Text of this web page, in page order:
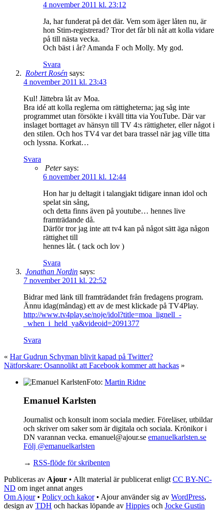
4 november 2011 kl. 23:12
Ja, har funderat på det där. Vem som äger låten nu, är
hon Stim-registrerad? Tror det får bli nåt att kolla vidare
på till nästa vecka.
Och bäst i år? Amanda F och Molly. My god.
Svara
Robert Rosén says:
4 november 2011 kl. 23:43
Kul! Jättebra låt av Moa.
Bra idé att kolla reglerna om rättigheterna; jag såg inte
programmet utan försökte i kväll titta via YouTube. Där var
inslaget borttaget av hänsyn till TV 4:s rättigheter, eller något i
den stilen. Och hos TV4 var det bara trassel när jag ville titta
och lyssna. Korkat…
Svara
Peter says:
6 november 2011 kl. 12:44
Hon har ju deltagit i talangjakt tidigare innan idol och
spelat sin sång,
och detta finns även på youtube… hennes live
framträdande då.
Därför tror jag inte att tv4 kan på något sätt äga någon
rättighet till
hennes låt. ( tack och lov )
Svara
Jonathan Nordin says:
7 november 2011 kl. 22:52
Bidrar med länk till framträdandet från fredagens program.
Ännu idag(måndag) ett av de mest klickade på TV4Play.
http://www.tv4play.se/noje/idol?title=moa_lignell_-
_when_i_held_ya&videoid=2091377
Svara
« Har Gudrun Schyman blivit kapad på Twitter?
Nätforskare: Osannolikt att Facebook kommer att hackas »
Foto: Martin Ridne
Emanuel Karlsten
Journalist och konsult inom sociala medier. Föreläser, utbildar
och skriver om saker som är digitala och sociala. Krönikor i
DN varannan vecka. emanuel@ajour.se emanuelkarlsten.se
Följ @emanuelkarlsten
→ RSS-flöde för skribenten
Publiceras av Ajour • Allt material är publicerat enligt CC BY-NC-
ND om inget annat anges
Om Ajour• Policy och kakor• Ajour använder sig av WordPress,
design av TDH och hackas löpande av Hippies och Jocke Gustin